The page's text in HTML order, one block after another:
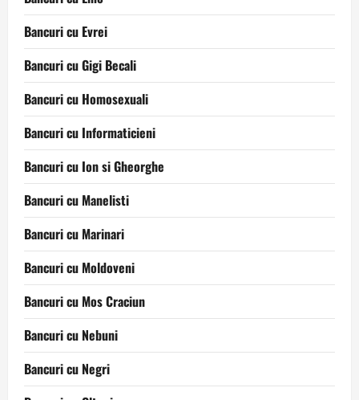
Bancuri cu Evrei
Bancuri cu Gigi Becali
Bancuri cu Homosexuali
Bancuri cu Informaticieni
Bancuri cu Ion si Gheorghe
Bancuri cu Manelisti
Bancuri cu Marinari
Bancuri cu Moldoveni
Bancuri cu Mos Craciun
Bancuri cu Nebuni
Bancuri cu Negri